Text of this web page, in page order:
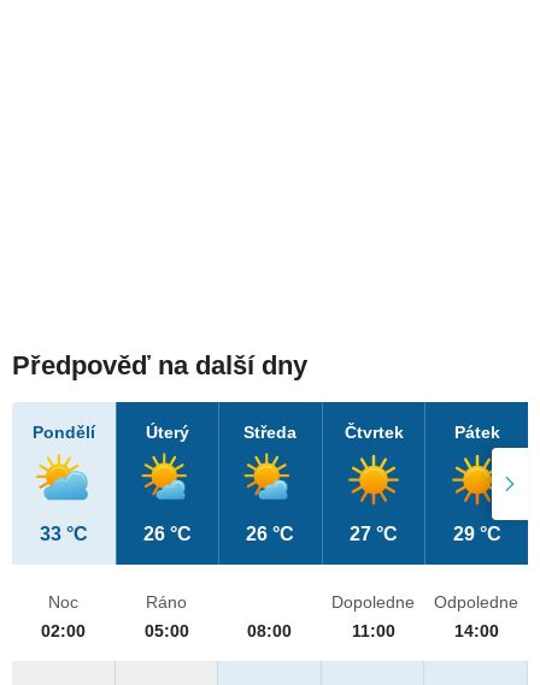
Předpověď na další dny
Pondělí
33 °C
Úterý
26 °C
Středa
26 °C
Čtvrtek
27 °C
Pátek
29 °C
Noc
02:00
Ráno
05:00
08:00
Dopoledne
11:00
Odpoledne
14:00